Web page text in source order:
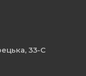
33-С